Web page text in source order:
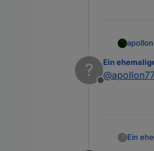
?
Offline
Ein
@
?